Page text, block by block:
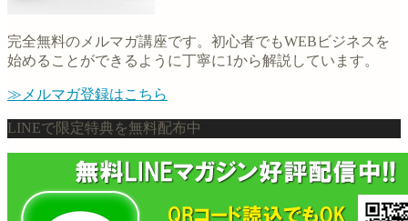
完全無料のメルマガ講座です。初心者でもWEBビジネスを
始めることができるように丁寧に1から解説しています。
≫メルマガ登録はこちら
LINEで限定特典を無料配布中